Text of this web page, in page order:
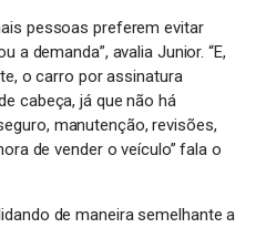
pessoas preferem evitar
a demanda”, avalia Junior. “E,
o carro por assinatura
cabeça, já que não há
manutenção, revisões,
de vender o veículo” fala o
de maneira semelhante a